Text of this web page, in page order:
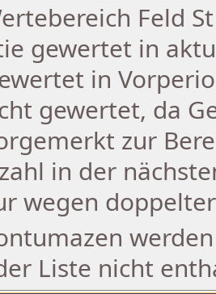
Feld
gewertet in
in
gewertet, da
zur
in der
wegen
Liste nicht